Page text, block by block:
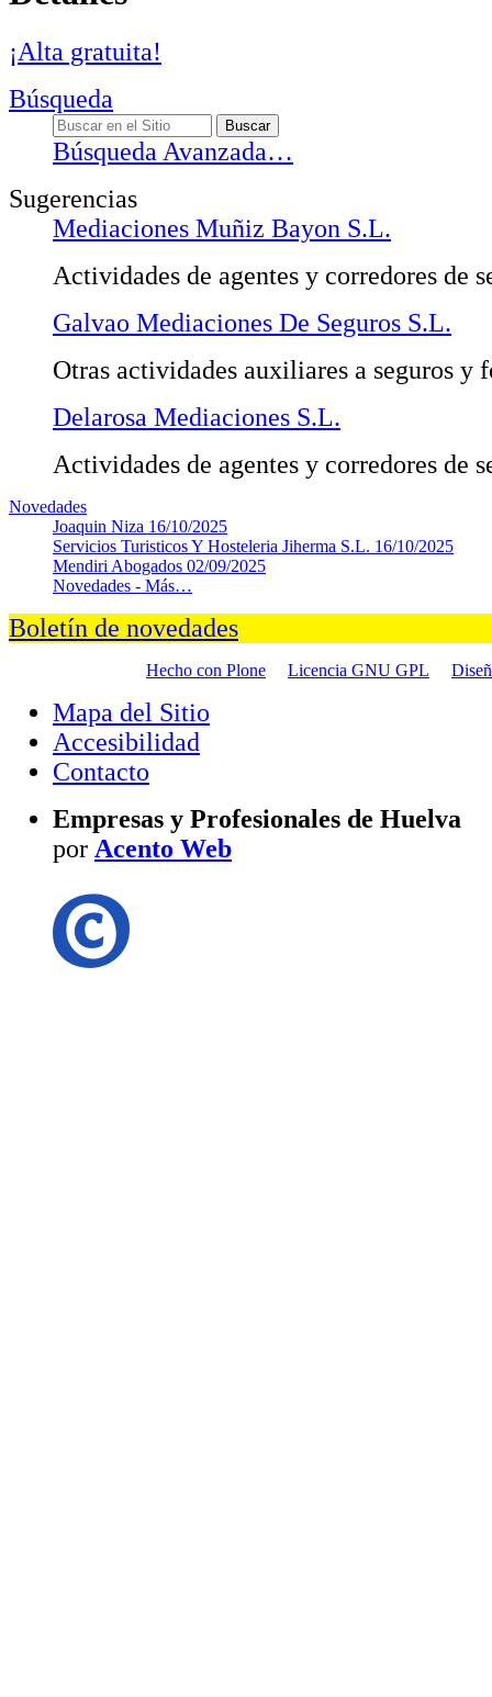
¡Alta gratuita!
Búsqueda
Búsqueda Avanzada…
Sugerencias
Mediaciones Muñiz Bayon S.L.
Actividades de agentes y corredores de
Galvao Mediaciones De Seguros S.L.
Otras actividades auxiliares a seguros y
Delarosa Mediaciones S.L.
Actividades de agentes y corredores de
Novedades
Joaquin Niza 16/10/2025
Servicios Turisticos Y Hosteleria Jiherma S.L. 16/10/2025
Mendiri Abogados 02/09/2025
Novedades - Más…
Boletín de novedades
Hecho con Plone Licencia GNU GPL
Mapa del Sitio
Accesibilidad
Contacto
Empresas y Profesionales de Huelva
por Acento Web